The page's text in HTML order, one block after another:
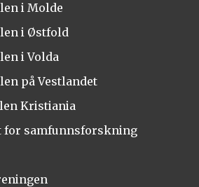
i Molde
i Østfold
i Volda
på Vestlandet
Kristiania
for samfunnsforskning